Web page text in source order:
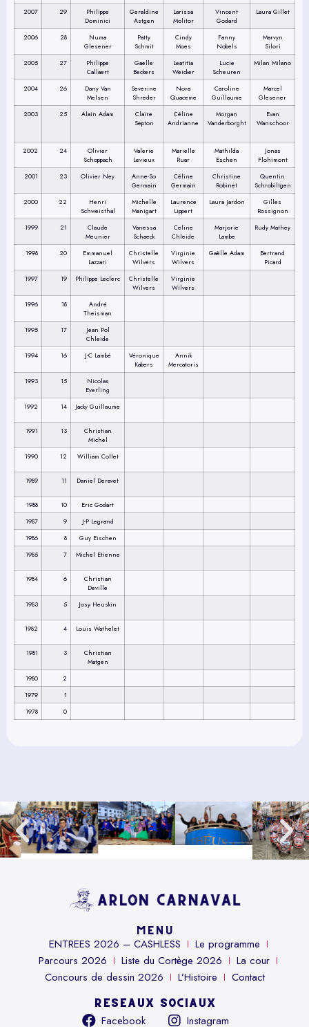
2007
29
Philippe
Dominici
Geraldine
Astgen
Larissa
Molitor
Vincent
Godard
Laura Gillet
2006 28
Numa
Glesener
Patty
Schmit
Cindy
Moes
Fanny
Nobels
Marvyn
Silori
2005
27
Philippe
Callaert
Gaelle
Beckers
Leatitia
Weicker
Lucie
Scheuren
Milan Milano
2004 26
Dany Van
Melsen
Severine
Shreder
Nora
Quaceme
Caroline
Guillaume
Marcel
Glesener
2003
25 Alain Adam
Claire
Septon
Céline
Andrianne
Morgan
Vanderborght
Evan
Wanschoor
2002 24
Olivier
Schoppach
Valerie
Levieux
Marielle
Ruar
Mathilda
Eschen
Jonas
Flohimont
2001
23 Olivier Ney
Anne-So
Germain
Céline
Germain
Christine
Robinet
Quentin
Schrobiltgen
2000
22
Henri
Schweisthal
Michelle
Manigart
Laurence
Lippert
Laura Jardon
Gilles
Rossignon
1999
21
Claude
Meunier
Vanessa
Schaeck
Celine
Chleide
Marjorie
Lambe
Rudy Mathey
1998 20
Emmanuel
Lazzari
Christelle
Wilvers
Virginie
Wilvers
Gaëlle Adam
Bertrand
Picard
1997
19 Philippe Leclerc
Christelle
Wilvers
Virginie
Wilvers
1996
18
André
Theisman
1995
17
Jean Pol
Chleide
1994
16 J-C Lambé
Véronique
Kabers
Annik
Mercatoris
1993
15
Nicolas
Everling
1992
14 Jacky Guillaume
1991 13
Christian
Michel
1990
12 William Collet
1989 11 Daniel Deravet
1988 10
Eric Godart
1987
9
J-P Legrand
1986
8
Guy Eischen
1985
7 Michel Etienne
1984 6
Christian
Deville
1983
5 Josy Heuskin
1982 4 Louis Wathelet
1981 3
Christian
Matgen
1980
2
1979
1
1978
0
MENU
ENTREES 2026 – CASHLESS
Le programme
Parcours 2026
Liste du Cortège 2026
La cour
Concours de dessin 2026
L’Histoire Contact
RÉSEAUX SOCIAUX
Facebook Instagram